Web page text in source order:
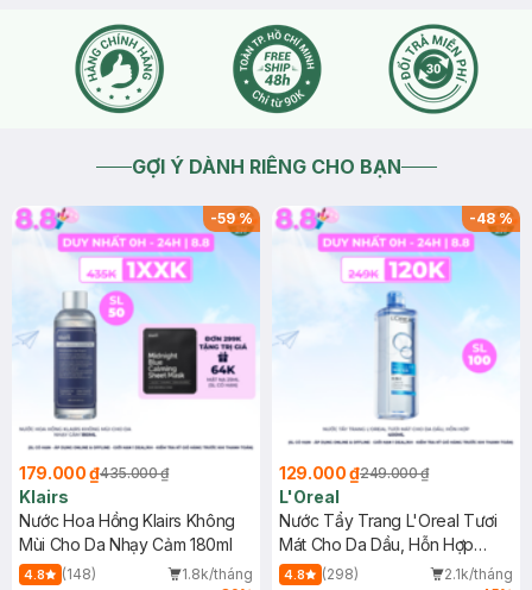
GỢI Ý DÀNH RIÊNG CHO BẠN
-59%
179.000 ₫435.000 ₫
Klairs
Nước Hoa Hồng Klairs Không
Mùi Cho Da Nhạy Cảm 180ml
4.8 (148)
1.8k/tháng
-48%
129.000 ₫249.000 ₫
L'Oreal
Nước Tẩy Trang L'Oreal Tươi
Mát Cho Da Dầu, Hỗn Hợp
400ml
4.8 (298)
2.1k/tháng